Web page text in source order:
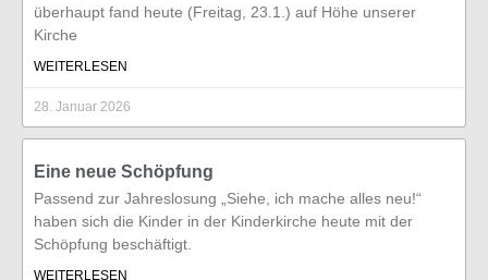
überhaupt fand heute (Freitag, 23.1.) auf Höhe unserer
Kirche
WEITERLESEN
28. Januar 2026
Eine neue Schöpfung
Passend zur Jahreslosung „Siehe, ich mache alles neu!“
haben sich die Kinder in der Kinderkirche heute mit der
Schöpfung beschäftigt.
WEITERLESEN